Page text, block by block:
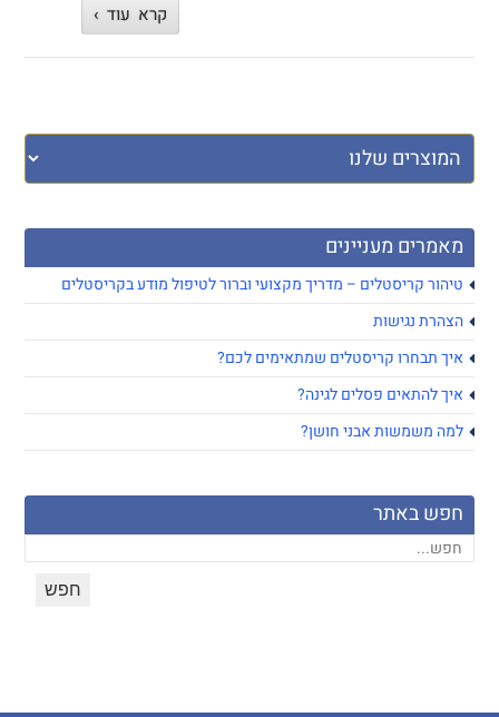
מאמרים מעניינים
טיהור קריסטלים – מדריך מקצועי וברור לטיפול מודע בקריסטלים
הצהרת נגישות
איך תבחרו קריסטלים שמתאימים לכם?
איך להתאים פסלים לגינה?
למה משמשות אבני חושן?
חפש באתר
קרא עוד ›